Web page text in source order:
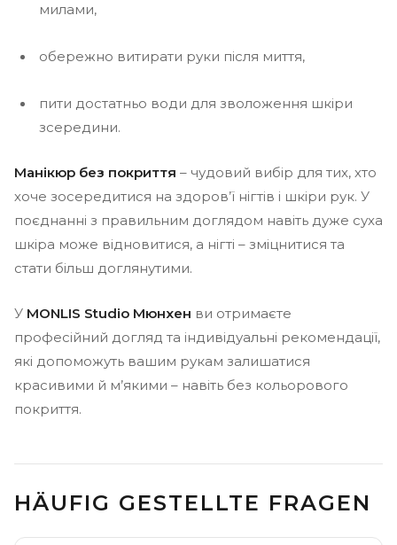
милами,
обережно витирати руки після миття,
пити достатньо води для зволоження шкіри
зсередини.
Манікюр без покриття – чудовий вибір для тих, хто
хоче зосередитися на здоров’ї нігтів і шкіри рук. У
поєднанні з правильним доглядом навіть дуже суха
шкіра може відновитися, а нігті – зміцнитися та
стати більш доглянутими.
У MONLIS Studio Мюнхен ви отримаєте
професійний догляд та індивідуальні рекомендації,
які допоможуть вашим рукам залишатися
красивими й м’якими – навіть без кольорового
покриття.
HÄUFIG GESTELLTE FRAGEN